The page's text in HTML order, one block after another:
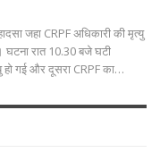
जहा CRPF अधिकारी की मृत्यु
घटना रात 10.30 बजे घटी
गई और दूसरा CRPF का…